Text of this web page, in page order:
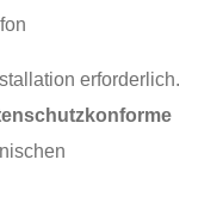
erforderlich.